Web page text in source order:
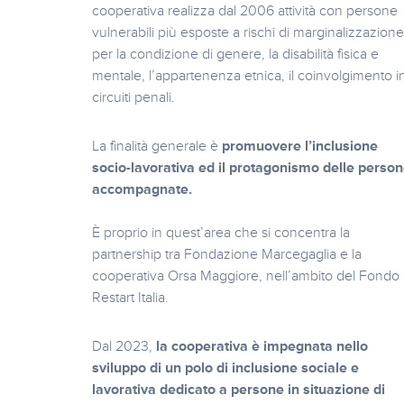
cooperativa realizza dal 2006 attività con persone
vulnerabili più esposte a rischi di marginalizzazione
per la condizione di genere, la disabilità fisica e
mentale, l’appartenenza etnica, il coinvolgimento
circuiti penali.
La finalità generale è promuovere l’inclusione
socio-lavorativa ed il protagonismo delle
accompagnate.
È proprio in quest’area che si concentra la
partnership tra Fondazione Marcegaglia e la
cooperativa Orsa Maggiore, nell’ambito del Fondo
Restart Italia.
Dal 2023, la cooperativa è impegnata nello
sviluppo di un polo di inclusione sociale e
lavorativa dedicato a persone in situazione di